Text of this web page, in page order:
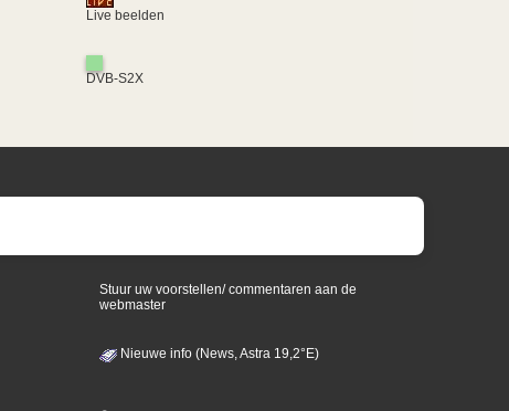
Live beelden
DVB-S2X
Stuur uw voorstellen/ commentaren aan de
webmaster
Nieuwe info (News, Astra 19,2°E)